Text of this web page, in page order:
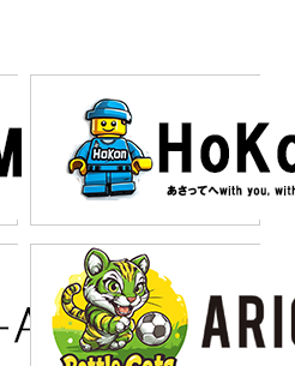
ようにすべきであり、リ
カバリのプランがしっか
りと計画されていること
が理想である。
られるからといった怠慢
により、事前に問題や対
策を考えておくといった
準備を怠ってしまう。そ
う考えると、発注側のIT
リテラシーも非常に重要
うに仕組化するにはどう
するかを常に整理する意
識を持つことが大切であ
る。
まとめ
発注側は感情だけでプロ
ジェクトを遂行すると、
何かあった時に何でもSE
によって、発注側はオオ
カミ少年化してしまうた
め、本当に急がないとい
けないときに対応が遅れ
てしまうのである。